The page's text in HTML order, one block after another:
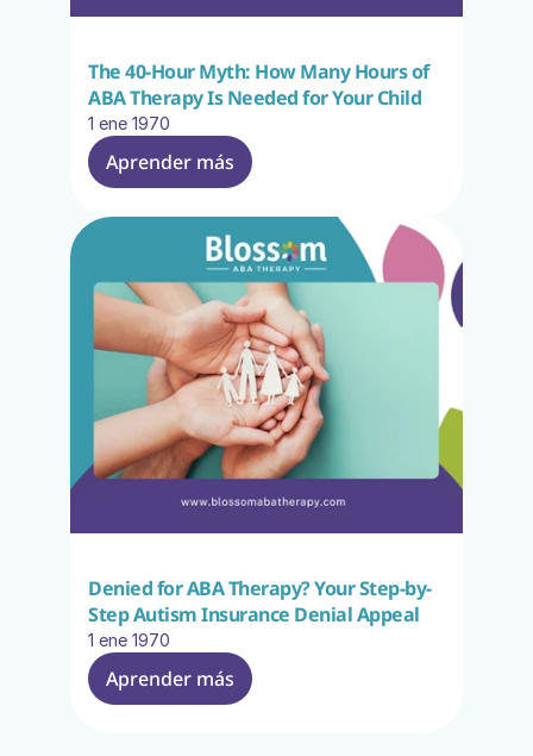
The 40-Hour Myth: How Many Hours of
ABA Therapy Is Needed for Your Child
1 ene 1970
Aprender más
Denied for ABA Therapy? Your Step-by-
Step Autism Insurance Denial Appeal
1 ene 1970
Aprender más